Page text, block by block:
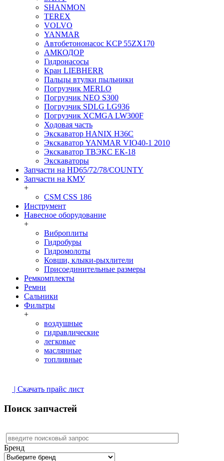
SHANMON
TEREX
VOLVO
YANMAR
Автобетононасос KCP 55ZX170
АМКОДОР
Гидронасосы
Кран LIEBHERR
Пальцы втулки пыльники
Погрузчик MERLO
Погрузчик NEO S300
Погрузчик SDLG LG936
Погрузчик XCMGA LW300F
Ходовая часть
Экскаватор HANIX H36C
Экскаватор YANMAR VIO40-1 2010
Экскаватор ТВЭКС ЕК-18
Экскаваторы
Запчасти на HD65/72/78/COUNTY
Запчасти на КМУ
+
CSM CSS 186
Инструмент
Навесное оборудование
+
Виброплиты
Гидробуры
Гидромолоты
Ковши, клыки-рыхлители
Присоединительные размеры
Ремкомплекты
Ремни
Сальники
Фильтры
+
воздушные
гидравлические
легковые
маслянные
топливные
| Скачать прайс лист
Поиск запчастей
Бренд